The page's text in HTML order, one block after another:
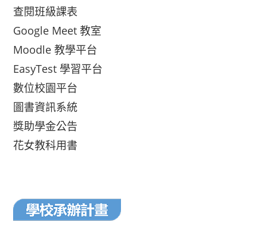
查閱班級課表
Google Meet 教室
Moodle 教學平台
EasyTest 學習平台
數位校園平台
圖書資訊系統
獎助學金公告
花女教科用書